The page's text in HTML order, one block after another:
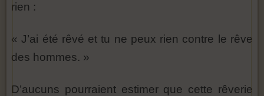
rien :
« J’ai été rêvé et tu ne peux rien contre le rêve
des hommes. »
D’aucuns pourraient estimer que cette rêverie